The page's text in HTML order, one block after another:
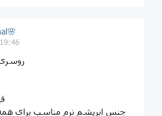
روسری
جنس ابریشم نرم مناسب برای